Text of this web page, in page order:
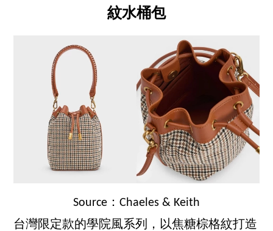
紋水桶包
Source：Chaeles & Keith
台灣限定款的學院風系列，以焦糖棕格紋打造